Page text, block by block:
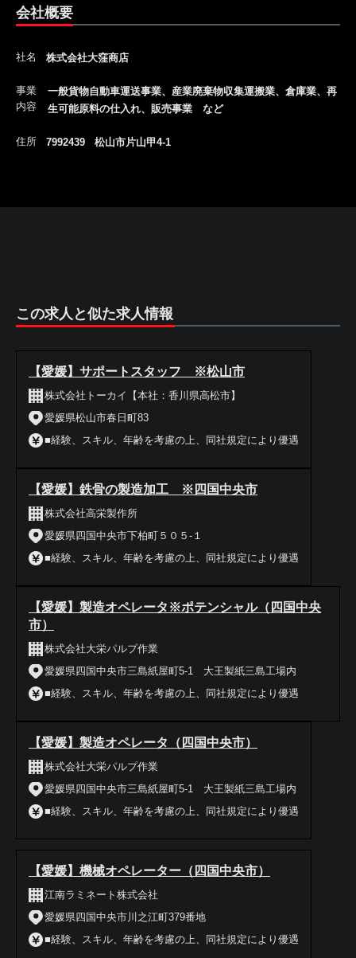
会社概要
社名 株式会社大窪商店
事業
内容
一般貨物自動車運送事業、産業廃棄物収集運搬業、倉庫業、再
生可能原料の仕入れ、販売事業 など
住所 7992439 松山市片山甲4-1
この求人と似た求人情報
【愛媛】サポートスタッフ ※松山市
株式会社トーカイ【本社：香川県高松市】
愛媛県松山市春日町83
■経験、スキル、年齢を考慮の上、同社規定により優遇
【愛媛】鉄骨の製造加工 ※四国中央市
株式会社高栄製作所
愛媛県四国中央市下柏町５０５-１
■経験、スキル、年齢を考慮の上、同社規定により優遇
【愛媛】製造オペレータ※ポテンシャル（四国中央
市）
株式会社大栄パルプ作業
愛媛県四国中央市三島紙屋町5-1 大王製紙三島工場内
■経験、スキル、年齢を考慮の上、同社規定により優遇
【愛媛】製造オペレータ（四国中央市）
株式会社大栄パルプ作業
愛媛県四国中央市三島紙屋町5-1 大王製紙三島工場内
■経験、スキル、年齢を考慮の上、同社規定により優遇
【愛媛】機械オペレーター（四国中央市）
江南ラミネート株式会社
愛媛県四国中央市川之江町379番地
■経験、スキル、年齢を考慮の上、同社規定により優遇